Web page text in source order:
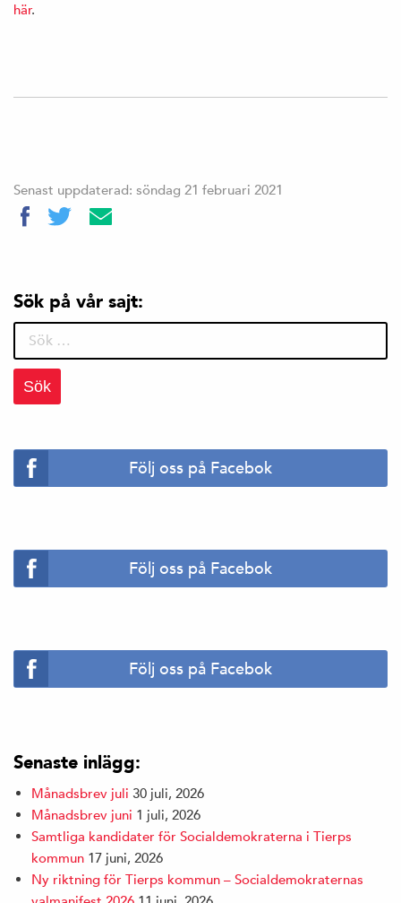
här.
Senast uppdaterad: söndag 21 februari 2021
Sök på vår sajt:
efter:
Följ oss på Facebok
Följ oss på Facebok
Följ oss på Facebok
Senaste inlägg:
Månadsbrev juli 30 juli, 2026
Månadsbrev juni 1 juli, 2026
Samtliga kandidater för Socialdemokraterna i Tierps
kommun 17 juni, 2026
Ny riktning för Tierps kommun – Socialdemokraternas